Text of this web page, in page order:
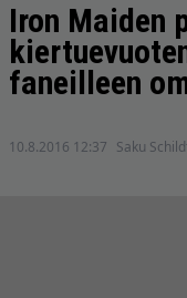
Iron Maiden
faneilleen
10.8.2016 12:37 Saku